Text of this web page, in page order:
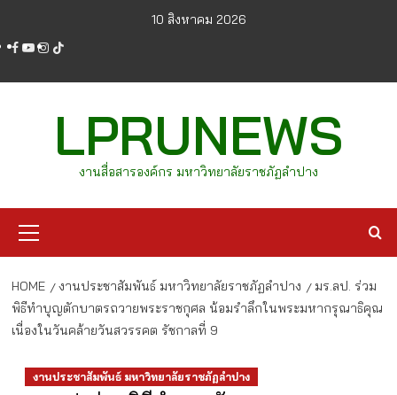
content
10 สิงหาคม 2026
facebook
youtube
instagram
tiktok
LPRUNEWS
งานสื่อสารองค์กร มหาวิทยาลัยราชภัฏลำปาง
Menu
HOME งานประชาสัมพันธ์ มหาวิทยาลัยราชภัฏลำปาง
มร.ลป. ร่วม
พิธีทำบุญตักบาตรถวายพระราชกุศล น้อมรำลึกในพระมหากรุณาธิคุณ
เนื่องในวันคล้ายวันสวรรคต รัชกาลที่ 9
งานประชาสัมพันธ์ มหาวิทยาลัยราชภัฏลำปาง